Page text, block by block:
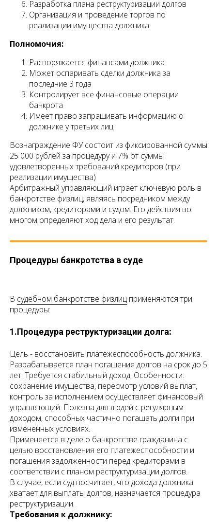
Разработка плана реструктуризации долгов
Организация и проведение торгов по
реализации имущества должника
Полномочия:
Распоряжается финансами должника
Может оспаривать сделки должника за
последние 3 года
Контролирует все финансовые операции
банкрота
Имеет право запрашивать информацию о
должнике у третьих лиц
Вознаграждение ФУ состоит из фиксированной суммы
25 000 рублей за процедуру и 7% от суммы
удовлетворенных требований кредиторов (при
реализации имущества)
Арбитражный управляющий играет ключевую роль в
банкротстве физлиц, являясь посредником между
должником, кредиторами и судом. Его действия во
многом определяют ход дела и его результат.
Процедуры банкротства в суде
В судебном банкротстве физлиц применяются три
процедуры:
1.Процедура реструктуризации долга:
Цель - восстановить платежеспособность должника.
Разрабатывается план погашения долгов на срок до 5
лет. Требуется стабильный доход. Особенности:
сохранение имущества, пересмотр условий выплат,
контроль за исполнением осуществляет финансовый
управляющий. Полезна для людей с регулярным
доходом, способных частично погашать долги при
измененных условиях.
Применяется в деле о банкротстве гражданина с
целью восстановления его платежеспособности и
погашения задолженности перед кредиторами в
соответствии с планом реструктуризации долгов.
В случае, если суд посчитает, что дохода должника
хватает для выплаты долгов, назначается процедура
реструктуризации.
Требования к должнику: